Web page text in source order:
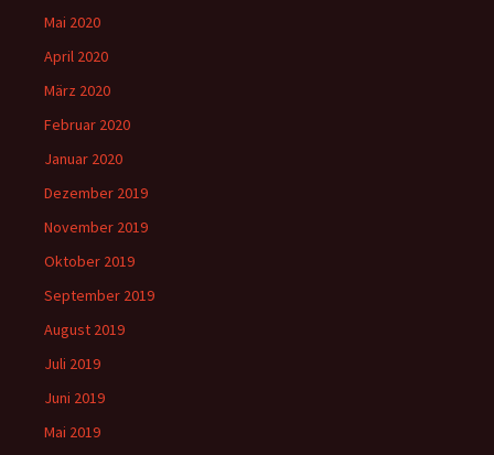
Mai 2020
April 2020
März 2020
Februar 2020
Januar 2020
Dezember 2019
November 2019
Oktober 2019
September 2019
August 2019
Juli 2019
Juni 2019
Mai 2019